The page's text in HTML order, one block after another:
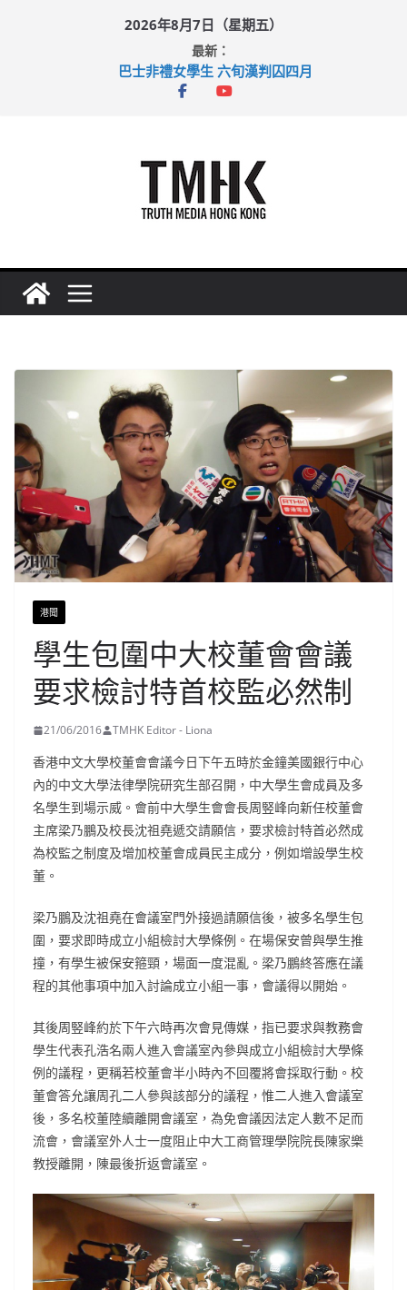
2026年8月7日（星期五）
最新：
巴士非禮女學生 六旬漢判囚四月
涉造假公屋富戶申報表 倉管員准保釋候訊
港聞
學生包圍中大校董會會議
要求檢討特首校監必然制
21/06/2016 TMHK Editor - Liona
香港中文大學校董會會議今日下午五時於金鐘美國銀行中心
內的中文大學法律學院研究生部召開，中大學生會成員及多
名學生到場示威。會前中大學生會會長周竪峰向新任校董會
主席梁乃鵬及校長沈祖堯遞交請願信，要求檢討特首必然成
為校監之制度及增加校董會成員民主成分，例如增設學生校
董。
梁乃鵬及沈祖堯在會議室門外接過請願信後，被多名學生包
圍，要求即時成立小組檢討大學條例。在場保安曾與學生推
撞，有學生被保安箍頸，場面一度混亂。梁乃鵬終答應在議
程的其他事項中加入討論成立小組一事，會議得以開始。
其後周竪峰約於下午六時再次會見傳媒，指已要求與教務會
學生代表孔浩名兩人進入會議室內參與成立小組檢討大學條
例的議程，更稱若校董會半小時內不回覆將會採取行動。校
董會答允讓周孔二人參與該部分的議程，惟二人進入會議室
後，多名校董陸續離開會議室，為免會議因法定人數不足而
流會，會議室外人士一度阻止中大工商管理學院院長陳家樂
教授離開，陳最後折返會議室。